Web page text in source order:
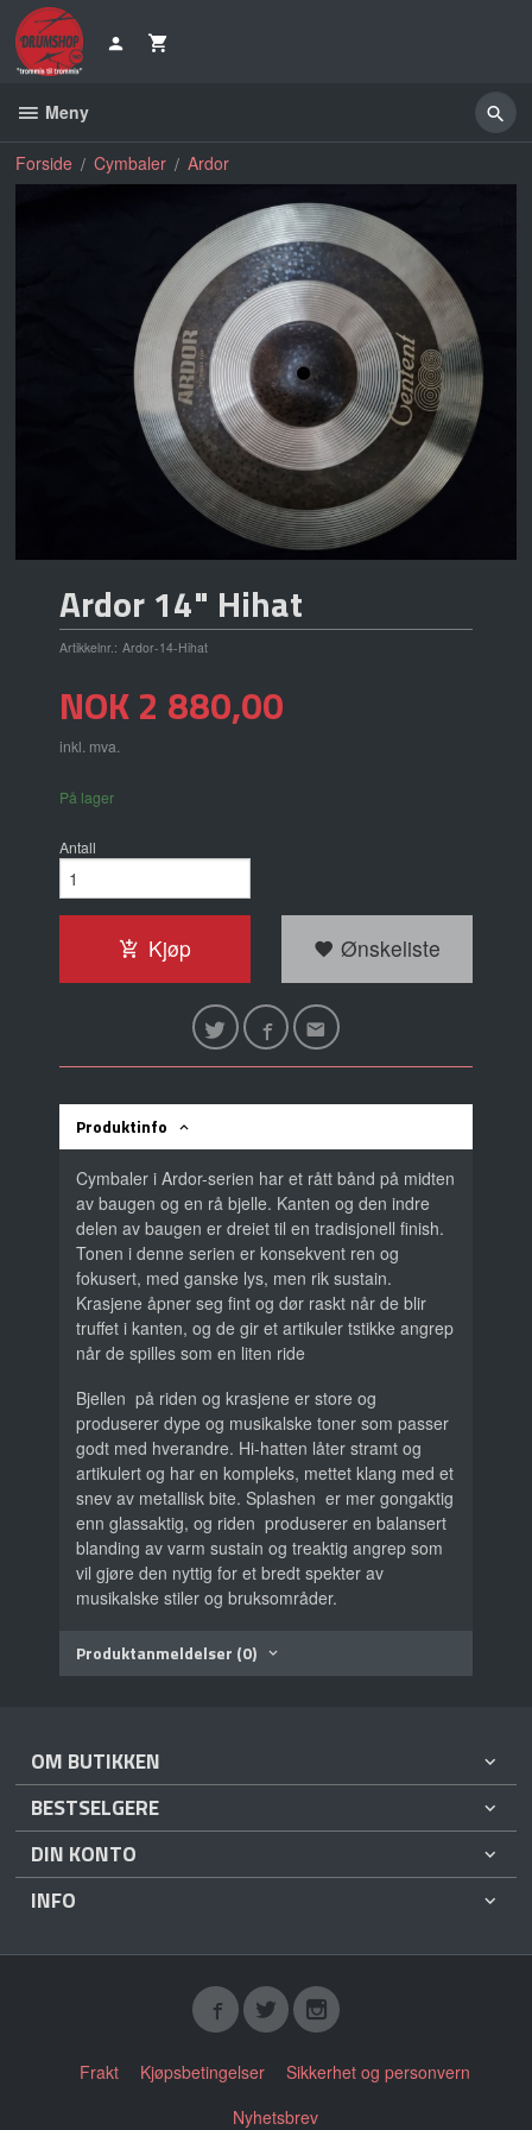
innholdet
Meny
Forside Cymbaler Ardor
Ardor 14" Hihat
Artikkelnr.: Ardor-14-Hihat
Pris
NOK2 880,00
inkl. mva.
På lager
Antall
Kjøp Ønskeliste
Produktinfo
Cymbaler i Ardor-serien har et rått bånd på midten
av baugen og en rå bjelle. Kanten og den indre
delen av baugen er dreiet til en tradisjonell finish.
Tonen i denne serien er konsekvent ren og
fokusert, med ganske lys, men rik sustain.
Krasjene åpner seg fint og dør raskt når de blir
truffet i kanten, og de gir et artikuler tstikke angrep
når de spilles som en liten ride
Bjellen på riden og krasjene er store og
produserer dype og musikalske toner som passer
godt med hverandre. Hi-hatten låter stramt og
artikulert og har en kompleks, mettet klang med et
snev av metallisk bite. Splashen er mer gongaktig
enn glassaktig, og riden produserer en balansert
blanding av varm sustain og treaktig angrep som
vil gjøre den nyttig for et bredt spekter av
musikalske stiler og bruksområder.
Produktanmeldelser (0)
OM BUTIKKEN
BESTSELGERE
DIN KONTO
INFO
Frakt Kjøpsbetingelser
Sikkerhet og personvern
Nyhetsbrev